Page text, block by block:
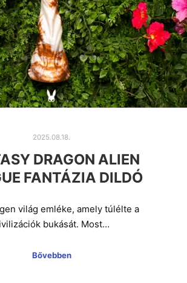
2025.08.18.
DRAGON ALIEN
FANTÁZIA DILDÓ
világ emléke, amely túlélte a
bukását. Most…
Bővebben